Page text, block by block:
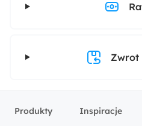
Zwrot
Produkty Inspiracje